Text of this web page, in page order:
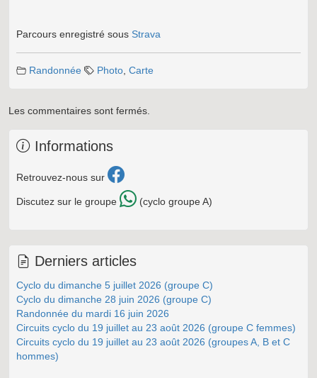
Parcours enregistré sous Strava
Randonnée Photo Carte
Les commentaires sont fermés.
Informations
Retrouvez-nous sur
Discutez sur le groupe (cyclo groupe A)
Derniers articles
Cyclo du dimanche 5 juillet 2026 (groupe C)
Cyclo du dimanche 28 juin 2026 (groupe C)
Randonnée du mardi 16 juin 2026
Circuits cyclo du 19 juillet au 23 août 2026 (groupe C femmes)
Circuits cyclo du 19 juillet au 23 août 2026 (groupes A, B et C
hommes)